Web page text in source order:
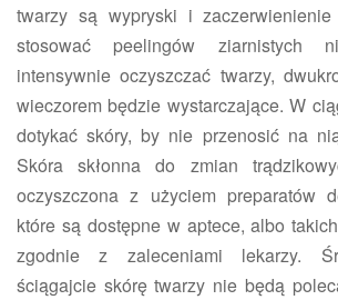
twarzy są wypryski i
stosować peelingów ziarnistych
intensywnie oczyszczać twarzy,
wieczorem będzie wystarczające. W
dotykać skóry, by nie przenosić na
Skóra skłonna do zmian
oczyszczona z użyciem preparatów
które są dostępne w aptece, albo
zgodnie z zaleceniami lekarzy.
ściągajcie skórę twarzy nie będą